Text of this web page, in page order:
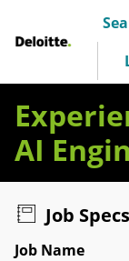
Deloitte Italia
AI
Job Specs
Job Name